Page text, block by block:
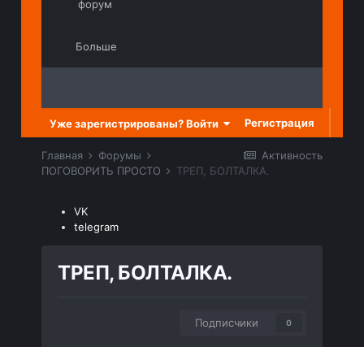
форум
Больше
Уже зарегистрированы? Войти Регистрация
Активность
Главная
Форумы
ПОГОВОРИТЬ ПРОСТО
ТРЕП, БОЛТАЛКА.
VK
telegram
ТРЕП, БОЛТАЛКА.
Подписчики 0